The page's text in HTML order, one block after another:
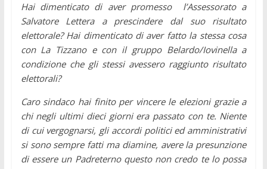
Hai dimenticato di aver promesso l’Assessorato a
Salvatore Lettera a prescindere dal suo risultato
elettorale? Hai dimenticato di aver fatto la stessa cosa
con La Tizzano e con il gruppo Belardo/Iovinella a
condizione che gli stessi avessero raggiunto risultato
elettorali?
Caro sindaco hai finito per vincere le elezioni grazie a
chi negli ultimi dieci giorni era passato con te. Niente
di cui vergognarsi, gli accordi politici ed amministrativi
si sono sempre fatti ma diamine, avere la presunzione
di essere un Padreterno questo non credo te lo possa